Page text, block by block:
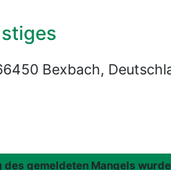
Bexbach,
gemeldeten Mangels